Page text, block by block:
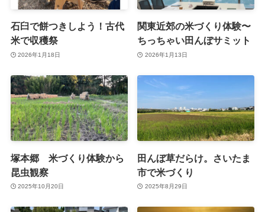
石臼で餅つきしよう！古代
米で収穫祭
2026年1月18日
関東近郊の米づくり体験〜
ちっちゃい田んぼサミット
2026年1月13日
塚本郷 米づくり体験から
昆虫観察
2025年10月20日
田んぼ草だらけ。さいたま
市で米づくり
2025年8月29日